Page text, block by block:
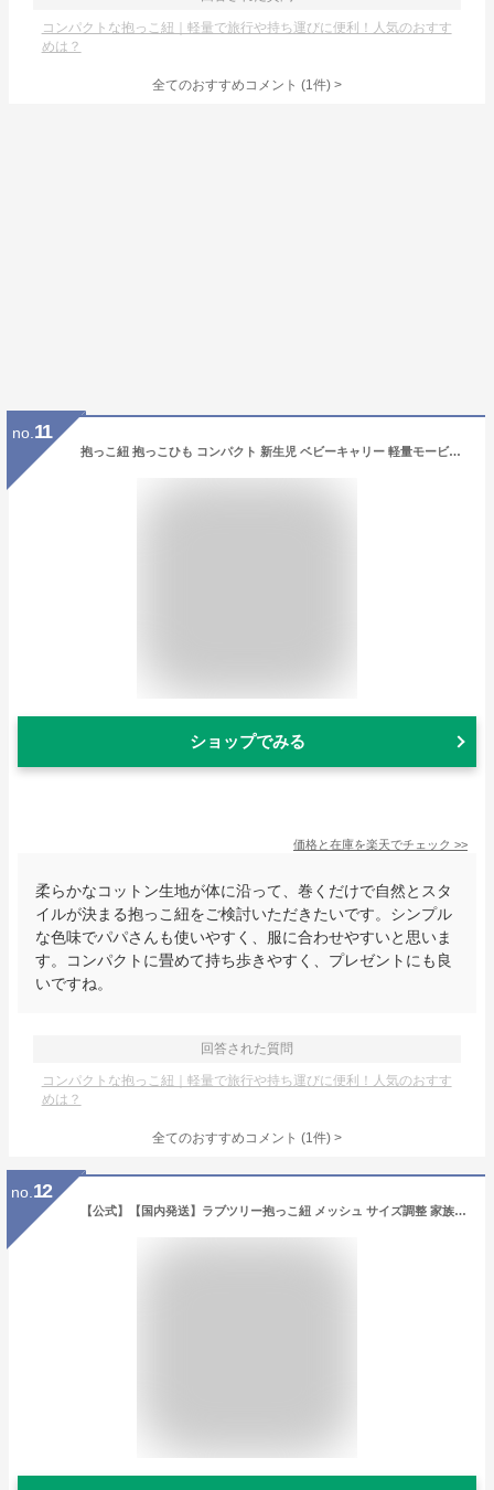
コンパクトな抱っこ紐｜軽量で旅行や持ち運びに便利！人気のおすす
めは？
全てのおすすめコメント (1件) >
no. 11
抱っこ紐 抱っこひも コンパクト 新生児 ベビーキャリー 軽量モービーラップ ベビーラップ スリング モービー moby wrapベビー 赤ちゃん 抱っこ 縦抱き コットン 100％ パパ 兼用 プレゼント ギフト
ショップでみる
価格と在庫を楽天でチェック >>
柔らかなコットン生地が体に沿って、巻くだけで自然とスタ
イルが決まる抱っこ紐をご検討いただきたいです。シンプル
な色味でパパさんも使いやすく、服に合わせやすいと思いま
す。コンパクトに畳めて持ち歩きやすく、プレゼントにも良
いですね。
回答された質問
コンパクトな抱っこ紐｜軽量で旅行や持ち運びに便利！人気のおすす
めは？
全てのおすすめコメント (1件) >
no. 12
【公式】【国内発送】ラブツリー抱っこ紐 メッシュ サイズ調整 家族兼用 軽量 コンパクト 赤ちゃん 新生児 乳幼児 抱っこひも セカンド 抱っこひも ベビースリング フレックス サマー ひんやり 夏用 抱っこ紐 出産祝い ギフト 出産準備